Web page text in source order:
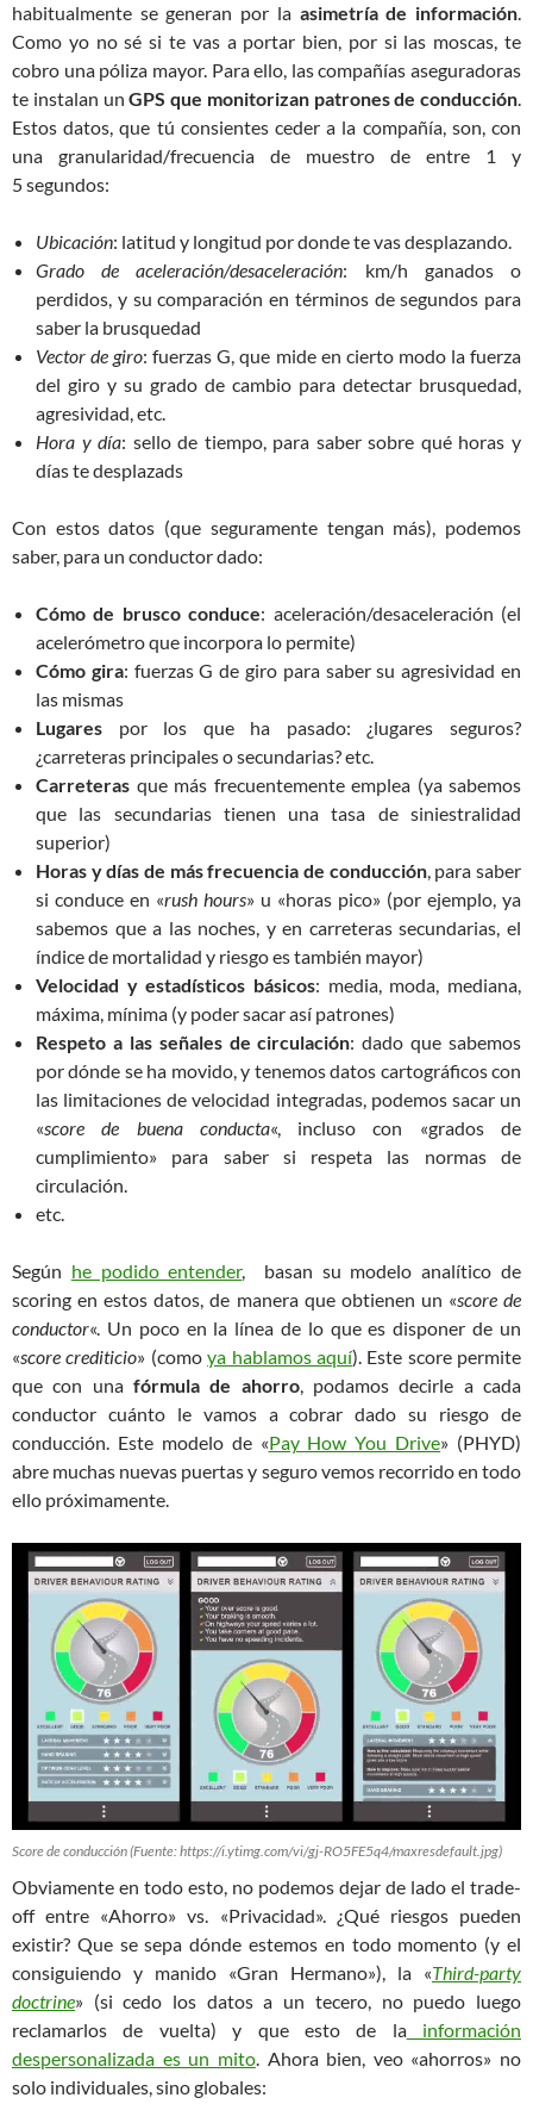
habitualmente se generan por la asimetría de información.
Como yo no sé si te vas a portar bien, por si las moscas, te
cobro una póliza mayor. Para ello, las compañías aseguradoras
te instalan unGPS que monitorizan patrones de conducción.
Estos datos, que tú consientes ceder a la compañía, son, con
una granularidad/frecuencia de muestro de entre 1 y
5 segundos:
Ubicación: latitud y longitud por donde te vas desplazando.
Grado de aceleración/desaceleración: km/h ganados o
perdidos, y su comparación en términos de segundos para
saber la brusquedad
Vector de giro: fuerzas G, que mide en cierto modo la fuerza
del giro y su grado de cambio para detectar brusquedad,
agresividad, etc.
Hora y día: sello de tiempo, para saber sobre qué horas y
días te desplazads
Con estos datos (que seguramente tengan más), podemos
saber, para un conductor dado:
Cómo de brusco conduce: aceleración/desaceleración (el
acelerómetro que incorpora lo permite)
Cómo gira: fuerzas G de giro para saber su agresividad en
las mismas
Lugares por los que ha pasado: ¿lugares seguros?
¿carreteras principales o secundarias? etc.
Carreteras que más frecuentemente emplea (ya sabemos
que las secundarias tienen una tasa de siniestralidad
superior)
Horas y días de más frecuencia de conducción, para saber
si conduce en «rush hours» u «horas pico» (por ejemplo, ya
sabemos que a las noches, y en carreteras secundarias, el
índice de mortalidad y riesgo es también mayor)
Velocidad y estadísticos básicos: media, moda, mediana,
máxima, mínima (y poder sacar así patrones)
Respeto a las señales de circulación: dado que sabemos
por dónde se ha movido, y tenemos datos cartográficos con
las limitaciones de velocidad integradas, podemos sacar un
«score de buena conducta«, incluso con «grados de
cumplimiento» para saber si respeta las normas de
circulación.
etc.
Según he podido entender, basan su modelo analítico de
scoring en estos datos, de manera que obtienen un «score de
conductor«. Un poco en la línea de lo que es disponer de un
«score crediticio» (comoya hablamos aquí). Este score permite
que con una fórmula de ahorro, podamos decirle a cada
conductor cuánto le vamos a cobrar dado su riesgo de
conducción. Este modelo de «Pay How You Drive» (PHYD)
abre muchas nuevas puertas y seguro vemos recorrido en todo
ello próximamente.
Score de conducción (Fuente: https://i.ytimg.com/vi/gj-RO5FE5q4/maxresdefault.jpg)
Obviamente en todo esto, no podemos dejar de lado el trade-
off entre «Ahorro» vs. «Privacidad». ¿Qué riesgos pueden
existir? Que se sepa dónde estemos en todo momento (y el
consiguiendo y manido «Gran Hermano»), la «Third-party
doctrine» (si cedo los datos a un tecero, no puedo luego
reclamarlos de vuelta) y que esto de lainformación
despersonalizada es un mito. Ahora bien, veo «ahorros» no
solo individuales, sino globales: